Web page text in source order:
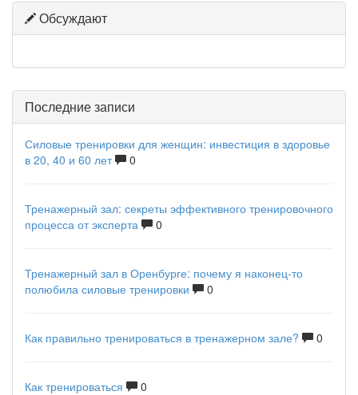
Обсуждают
Последние записи
Силовые тренировки для женщин: инвестиция в здоровье
в 20, 40 и 60 лет
0
Тренажерный зал: секреты эффективного тренировочного
процесса от эксперта
0
Тренажерный зал в Оренбурге: почему я наконец-то
полюбила силовые тренировки
0
Как правильно тренироваться в тренажерном зале? 0
Как тренироваться 0